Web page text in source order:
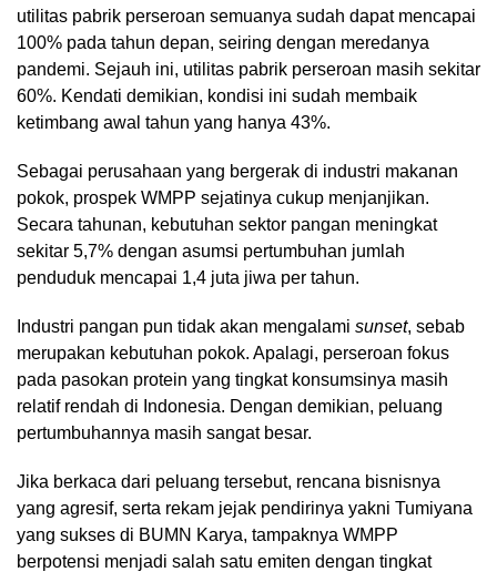
utilitas pabrik perseroan semuanya sudah dapat mencapai
100% pada tahun depan, seiring dengan meredanya
pandemi. Sejauh ini, utilitas pabrik perseroan masih sekitar
60%. Kendati demikian, kondisi ini sudah membaik
ketimbang awal tahun yang hanya 43%.
Sebagai perusahaan yang bergerak di industri makanan
pokok, prospek WMPP sejatinya cukup menjanjikan.
Secara tahunan, kebutuhan sektor pangan meningkat
sekitar 5,7% dengan asumsi pertumbuhan jumlah
penduduk mencapai 1,4 juta jiwa per tahun.
Industri pangan pun tidak akan mengalami sunset, sebab
merupakan kebutuhan pokok. Apalagi, perseroan fokus
pada pasokan protein yang tingkat konsumsinya masih
relatif rendah di Indonesia. Dengan demikian, peluang
pertumbuhannya masih sangat besar.
Jika berkaca dari peluang tersebut, rencana bisnisnya
yang agresif, serta rekam jejak pendirinya yakni Tumiyana
yang sukses di BUMN Karya, tampaknya WMPP
berpotensi menjadi salah satu emiten dengan tingkat